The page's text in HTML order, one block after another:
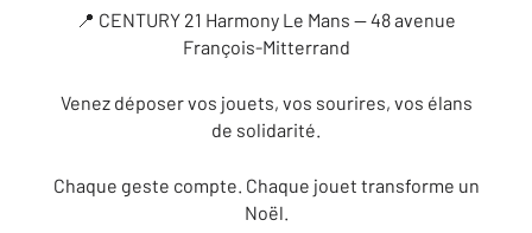
📍 CENTURY 21 Harmony Le Mans — 48 avenue
François-Mitterrand
Venez déposer vos jouets, vos sourires, vos élans
de solidarité.
Chaque geste compte. Chaque jouet transforme un
Noël.